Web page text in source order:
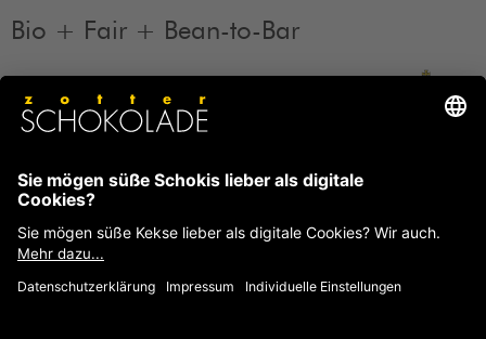
Bio + Fair + Bean-to-Bar
Informationen
FAQ